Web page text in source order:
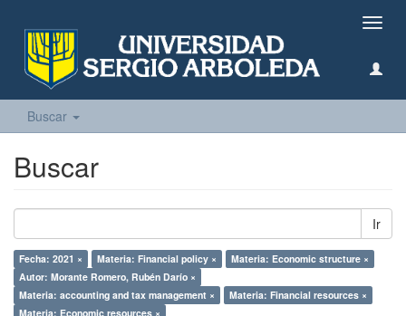
Buscar
Buscar
Ir
Fecha: 2021 × Materia: Financial policy ×
Materia: Economic structure ×
Autor: Morante Romero, Rubén Darío ×
Materia: accounting and tax management ×
Materia: Financial resources ×
Materia: Economic resources ×